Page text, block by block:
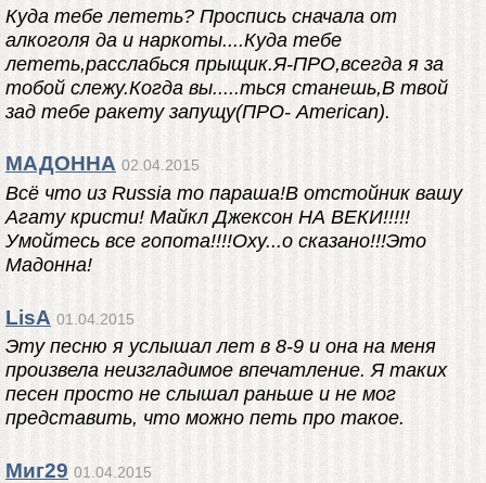
Куда тебе лететь? Проспись сначала от
алкоголя да и наркоты....Куда тебе
лететь,расслабься прыщик.Я-ПРО,всегда я за
тобой слежу.Когда вы.....ться станешь,В твой
зад тебе ракету запущу(ПРО- Аmerican).
МАДОННА 02.04.2015
Всё что из Russia то параша!В отстойник вашу
Агату кристи! Майкл Джексон НА ВЕКИ!!!!!
Умойтесь все гопота!!!!Оху...о сказано!!!Это
Мадонна!
LisА 01.04.2015
Эту песню я услышал лет в 8-9 и она на меня
произвела неизгладимое впечатление. Я таких
песен просто не слышал раньше и не мог
представить, что можно петь про такое.
Миг29 01.04.2015